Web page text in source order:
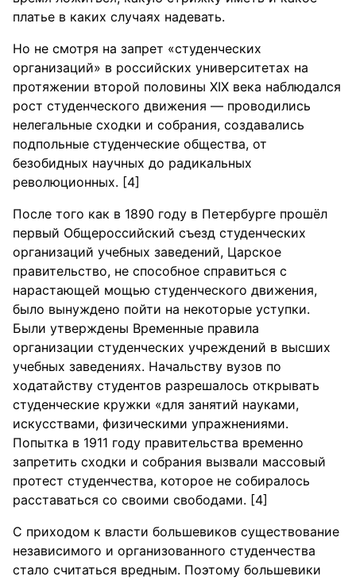
платье в каких случаях надевать.
Но не смотря на запрет «студенческих
организаций» в российских университетах на
протяжении второй половины XIX века наблюдался
рост студенческого движения — проводились
нелегальные сходки и собрания, создавались
подпольные студенческие общества, от
безобидных научных до радикальных
революционных. [4]
После того как в 1890 году в Петербурге прошёл
первый Общероссийский съезд студенческих
организаций учебных заведений, Царское
правительство, не способное справиться с
нарастающей мощью студенческого движения,
было вынуждено пойти на некоторые уступки.
Были утверждены Временные правила
организации студенческих учреждений в высших
учебных заведениях. Начальству вузов по
ходатайству студентов разрешалось открывать
студенческие кружки «для занятий науками,
искусствами, физическими упражнениями.
Попытка в 1911 году правительства временно
запретить сходки и собрания вызвали массовый
протест студенчества, которое не собиралось
расставаться со своими свободами. [4]
С приходом к власти большевиков существование
независимого и организованного студенчества
стало считаться вредным. Поэтому большевики